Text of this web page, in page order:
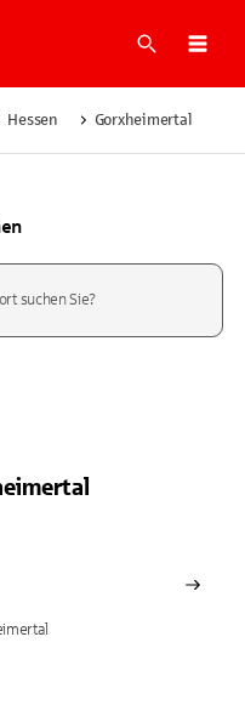
Suche
Hessen Gorxheimertal